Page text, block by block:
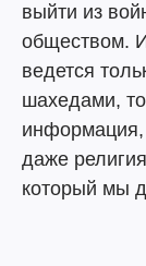
выйти из
обществом.
ведется
шахедами,
информация,
даже
который мы